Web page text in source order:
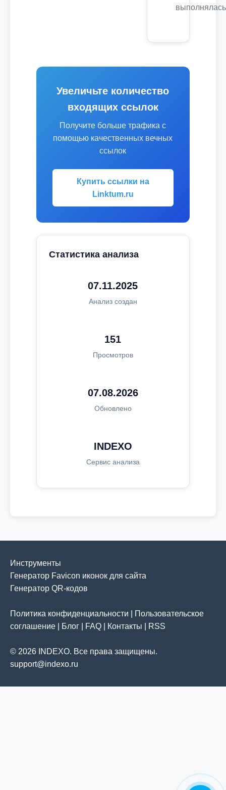
выполнялась
Увеличьте количество
входящих ссылок
Получите больше трафика с
помощью качественных вечных
ссылок
Купить ссылки на
Linktum.ru
Статистика анализа
07.11.2025
Анализ создан
151
Просмотров
07.08.2026
Обновлено
INDEXO
Сервис анализа
Инструменты
Генератор Favicon иконок для сайта
Генератор QR-кодов
Политика конфиденциальности
Пользовательское
соглашение
Блог FAQ Контакты RSS
© 2026 INDEXO. Все права защищены.
support@indexo.ru